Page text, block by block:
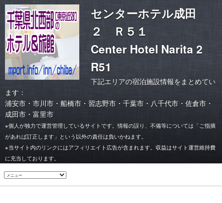
センターホテル成田
２ Ｒ５１
Center Hotel Narita 2
R51
下記エリアの宿泊施設情報をまとめてい
ます：
浦安市 ・ 市川市 ・ 船橋市・習志野市 ・ 千葉市 ・ 八千代市・佐倉市 ・
成田市・富里市
※個人が独力で運営管理しているサイトです。情報の誤り、不備等については「ご指摘
があれば訂正します」という以外の責任は負いかねます。
※当サイト内のリンクにはアフィリエイト広告が含まれます。収益はサイト運営維持費
に充当しております。